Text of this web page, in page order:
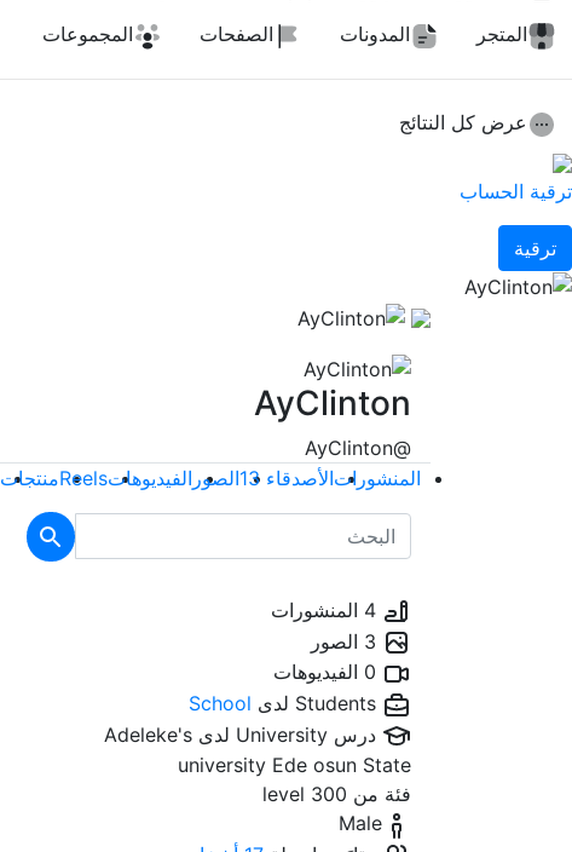
المتجر
المدونات الصفحات المجموعات
عرض كل النتائج
ترقية الحساب
ترقية
AyClinton
@AyClinton
المنشوراتالأصدقاء 13الصور الفيديوهاتReelsمنتجات
School
درس University لدى
Adeleke's
university Ede osun State
فئة من 300 level
Male